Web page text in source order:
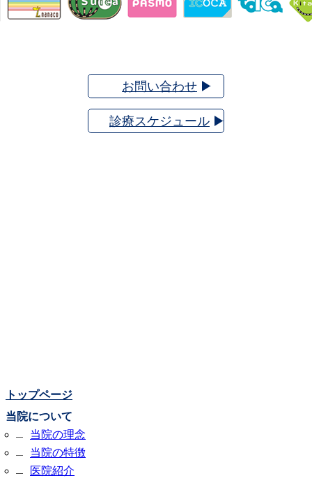
お問い合わせ
診療スケジュール
トップページ
当院について
当院の理念
当院の特徴
医院紹介